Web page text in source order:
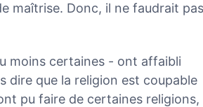
maîtrise. Donc, il ne faudrait pas
moins certaines - ont affaibli
dire que la religion est coupable
pu faire de certaines religions,